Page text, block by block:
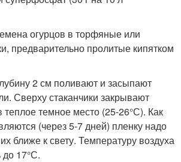
огурцов в торфяные или
предварительно пролитые кипятком
2 см поливают и засыпают
Сверху стаканчики закрывают
теплое темное место (25-26°С). Как
(через 5-7 дней) пленку надо
ближе к свету. Температуру воздуха
до 17°С.